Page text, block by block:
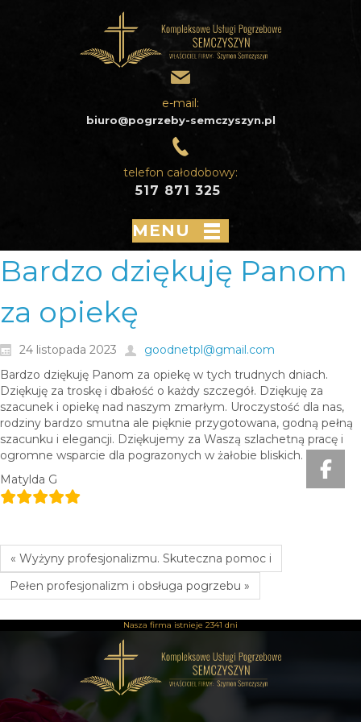
e-mail:
biuro@pogrzeby-semczyszyn.pl
telefon całodobowy:
517 871 325
MENU
Bardzo dziękuję Panom
za opiekę
24 listopada 2023
goodnetpl@gmail.com
Bardzo dziękuję Panom za opiekę w tych trudnych dniach.
Dziękuję za troskę i dbałość o każdy szczegół. Dziękuję za
szacunek i opiekę nad naszym zmarłym. Uroczystość dla nas,
rodziny bardzo smutna ale pięknie przygotowana, godną pełną
szacunku i elegancji. Dziękujemy za Waszą szlachetną pracę i
ogromne wsparcie dla pograzonych w żałobie bliskich.
Matylda G
« Wyżyny profesjonalizmu. Skuteczna pomoc i
Pełen profesjonalizm i obsługa pogrzebu »
Nasza firma istnieje 2341 dni